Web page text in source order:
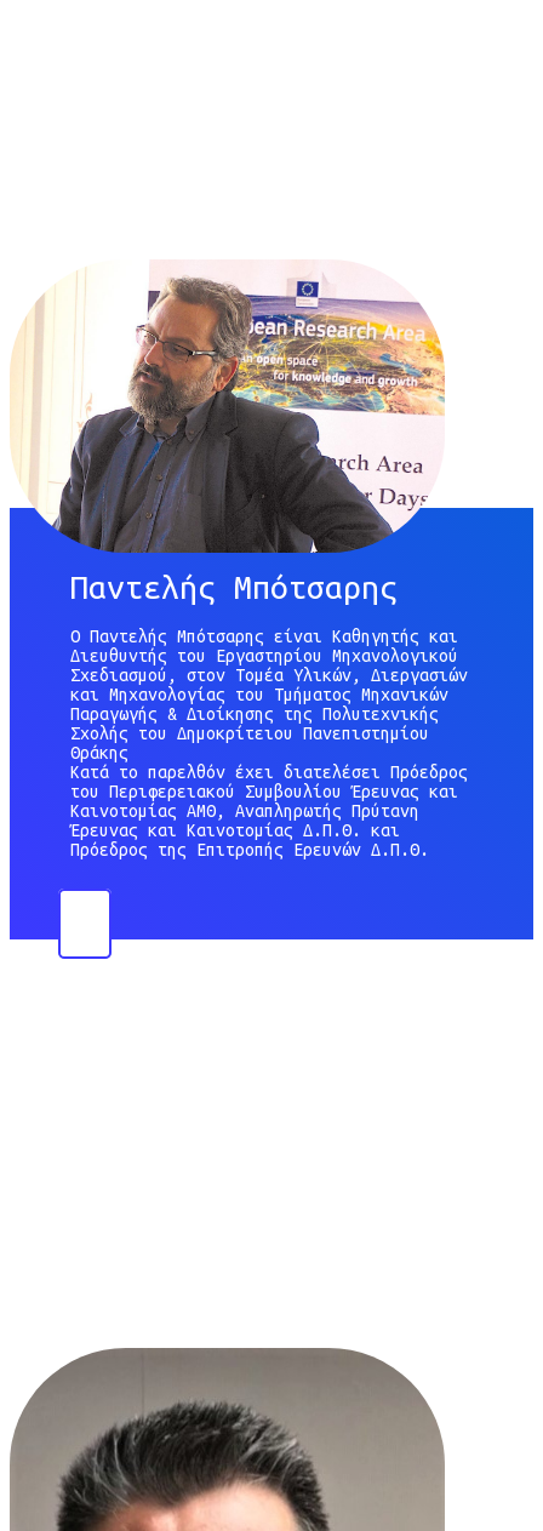
Παντελής Μπότσαρης
Ο Παντελής Μπότσαρης είναι Καθηγητής και
Διευθυντής του Εργαστηρίου Μηχανολογικού
Σχεδιασμού, στον Τομέα Υλικών, Διεργασιών
και Μηχανολογίας του Τμήματος Μηχανικών
Παραγωγής & Διοίκησης της Πολυτεχνικής
Σχολής του Δημοκρίτειου Πανεπιστημίου
Θράκης
Κατά το παρελθόν έχει διατελέσει Πρόεδρος
του Περιφερειακού Συμβουλίου Έρευνας και
Καινοτομίας ΑΜΘ, Αναπληρωτής Πρύτανη
Έρευνας και Καινοτομίας Δ.Π.Θ. και
Πρόεδρος της Επιτροπής Ερευνών Δ.Π.Θ.